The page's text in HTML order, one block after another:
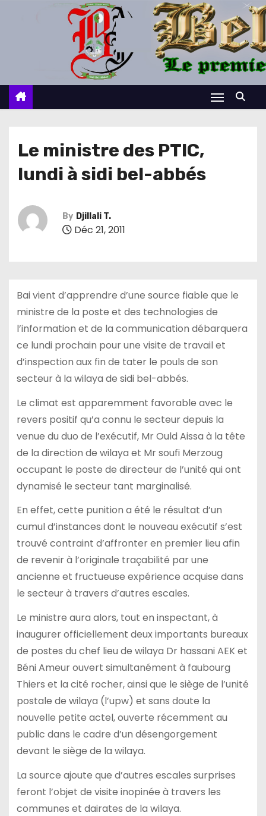
c
Le ministre des PTIC,
lundi à sidi bel-abbés
By Djillali T.
Déc 21, 2011
Bai vient d’apprendre d’une source fiable que le
ministre de la poste et des technologies de
l’information et de la communication débarquera
ce lundi prochain pour une visite de travail et
d’inspection aux fin de tater le pouls de son
secteur à la wilaya de sidi bel-abbés.
Le climat est apparemment favorable avec le
revers positif qu’a connu le secteur depuis la
venue du duo de l’exécutif, Mr Ould Aissa à la tête
de la direction de wilaya et Mr soufi Merzoug
occupant le poste de directeur de l’unité qui ont
dynamisé le secteur tant marginalisé.
En effet, cette punition a été le résultat d’un
cumul d’instances dont le nouveau exécutif s’est
trouvé contraint d’affronter en premier lieu afin
de revenir à l’originale traçabilité par une
ancienne et fructueuse expérience acquise dans
le secteur à travers d’autres escales.
Le ministre aura alors, tout en inspectant, à
inaugurer officiellement deux importants bureaux
de postes du chef lieu de wilaya Dr hassani AEK et
Béni Ameur ouvert simultanément à faubourg
Thiers et la cité rocher, ainsi que le siège de l’unité
postale de wilaya (l’upw) et sans doute la
nouvelle petite actel, ouverte récemment au
public dans le cadre d’un désengorgement
devant le siège de la wilaya.
La source ajoute que d’autres escales surprises
feront l’objet de visite inopinée à travers les
communes et dairates de la wilaya.